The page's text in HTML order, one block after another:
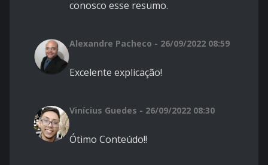
conosco esse resumo.
Alexandre Pacheco - 26/09/2022 08:59
Excelente explicação!
Vinícius Guedes - 26/09/2022 08:30
Ótimo Conteúdo!!